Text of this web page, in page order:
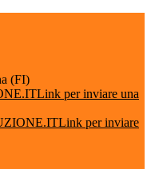
(FI)
Link per inviare una
Link per inviare